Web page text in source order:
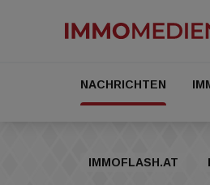
NACHRICHTEN
IMMOFLASH.AT